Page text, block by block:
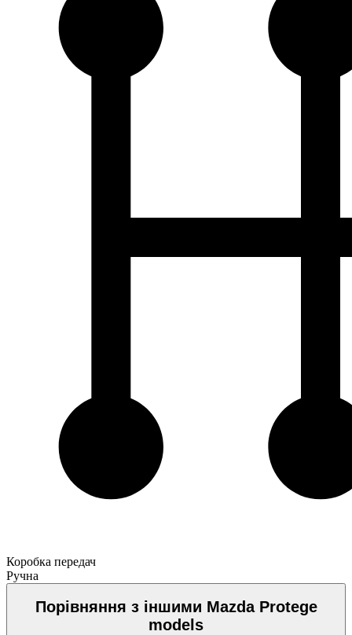
Коробка передач
Ручна
Порівняння з іншими Mazda Protege
models